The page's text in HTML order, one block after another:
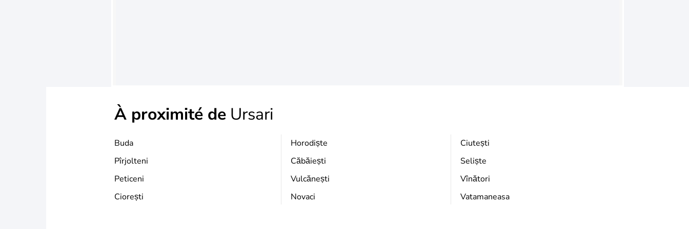
À proximité de Ursari
Buda
Pîrjolteni
Peticeni
Ciorești
Horodiște
Căbăiești
Vulcănești
Novaci
Ciutești
Seliște
Vînători
Vatamaneasa